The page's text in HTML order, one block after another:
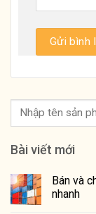
Bài viết mới
Bán và
nhanh